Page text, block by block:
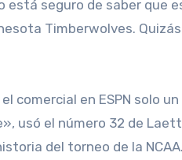
Timberwolves.
comercial en ESPN solo
usó el número 32 de
del torneo de la NCAA.